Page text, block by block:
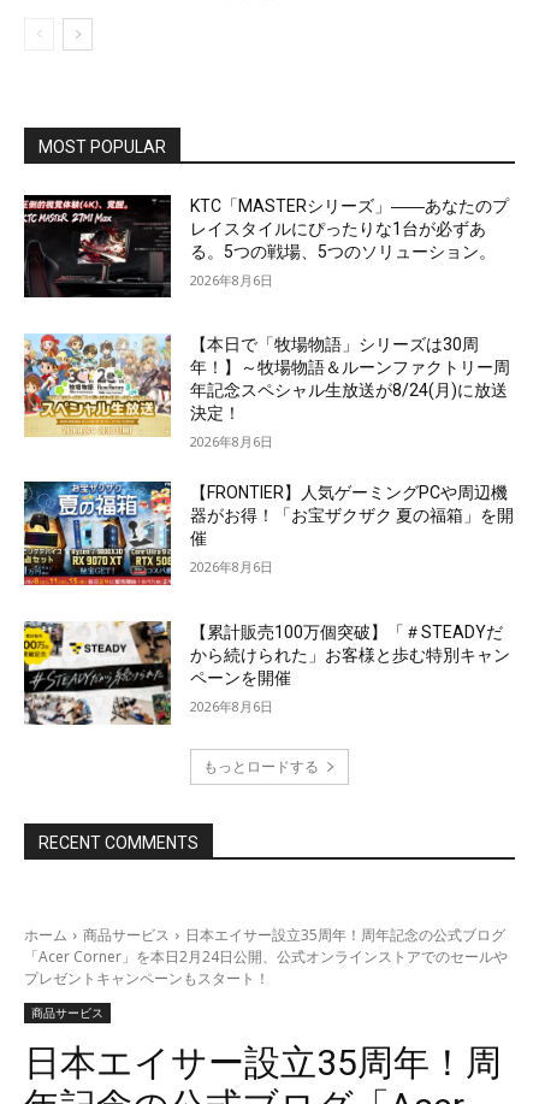
MOST POPULAR
KTC「MASTERシリーズ」――あなたのプ
レイスタイルにぴったりな1台が必ずあ
る。5つの戦場、5つのソリューション。
2026年8月6日
【本日で「牧場物語」シリーズは30周
年！】～牧場物語＆ルーンファクトリー周
年記念スペシャル生放送が8/24(月)に放送
決定！
2026年8月6日
【FRONTIER】人気ゲーミングPCや周辺機
器がお得！「お宝ザクザク 夏の福箱」を開
催
2026年8月6日
【累計販売100万個突破】「＃STEADYだ
から続けられた」お客様と歩む特別キャン
ペーンを開催
2026年8月6日
もっとロードする
RECENT COMMENTS